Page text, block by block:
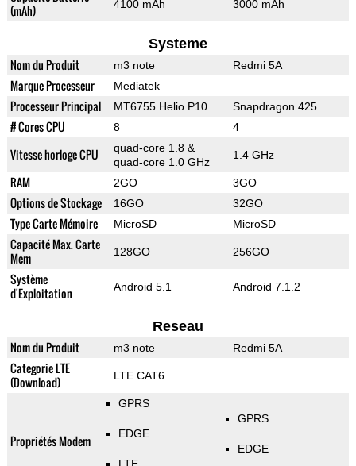
(mAh)
4100 mAh 3000 mAh
Systeme
Nom du Produit m3 note Redmi 5A
Marque Processeur Mediatek
Processeur Principal MT6755 Helio P10 Snapdragon 425
# Cores CPU 8 4
Vitesse horloge CPU
quad-core 1.8 &
quad-core 1.0 GHz
1.4 GHz
RAM 2GO 3GO
Options de Stockage 16GO 32GO
Type Carte Mémoire MicroSD MicroSD
Capacité Max. Carte
Mem
128GO 256GO
Système
d'Exploitation
Android 5.1 Android 7.1.2
Reseau
Nom du Produit m3 note Redmi 5A
Categorie LTE
(Download)
LTE CAT6
Propriétés Modem
GPRS
EDGE
GPRS
EDGE